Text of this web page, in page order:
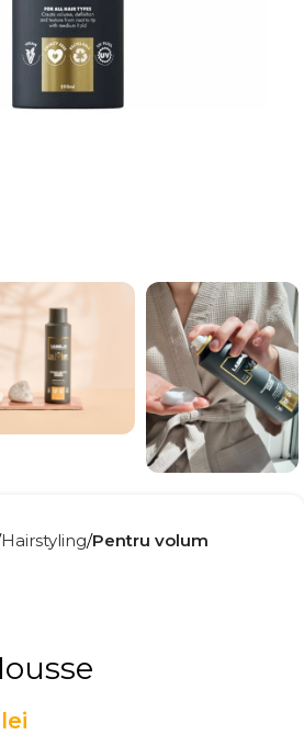
Hairstyling Pentru volum
lei